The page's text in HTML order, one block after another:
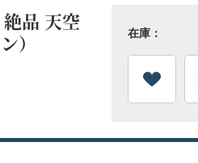
品 天空
）
在庫：